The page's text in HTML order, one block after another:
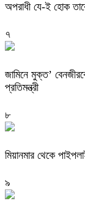
অপরাধী যে-ই হোক
৭
জামিনে মুক্ত’
প্রতিমন্ত্রী
৮
মিয়ানমার থেকে
৯